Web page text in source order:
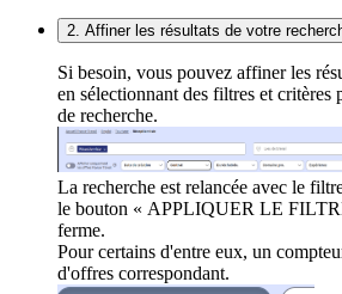
2. Affiner les résultats de votre
Si besoin, vous pouvez affiner les
en sélectionnant des filtres et critères
de recherche.
La recherche est relancée avec le
le bouton « APPLIQUER LE
ferme.
Pour certains d'entre eux, un
d'offres correspondant.